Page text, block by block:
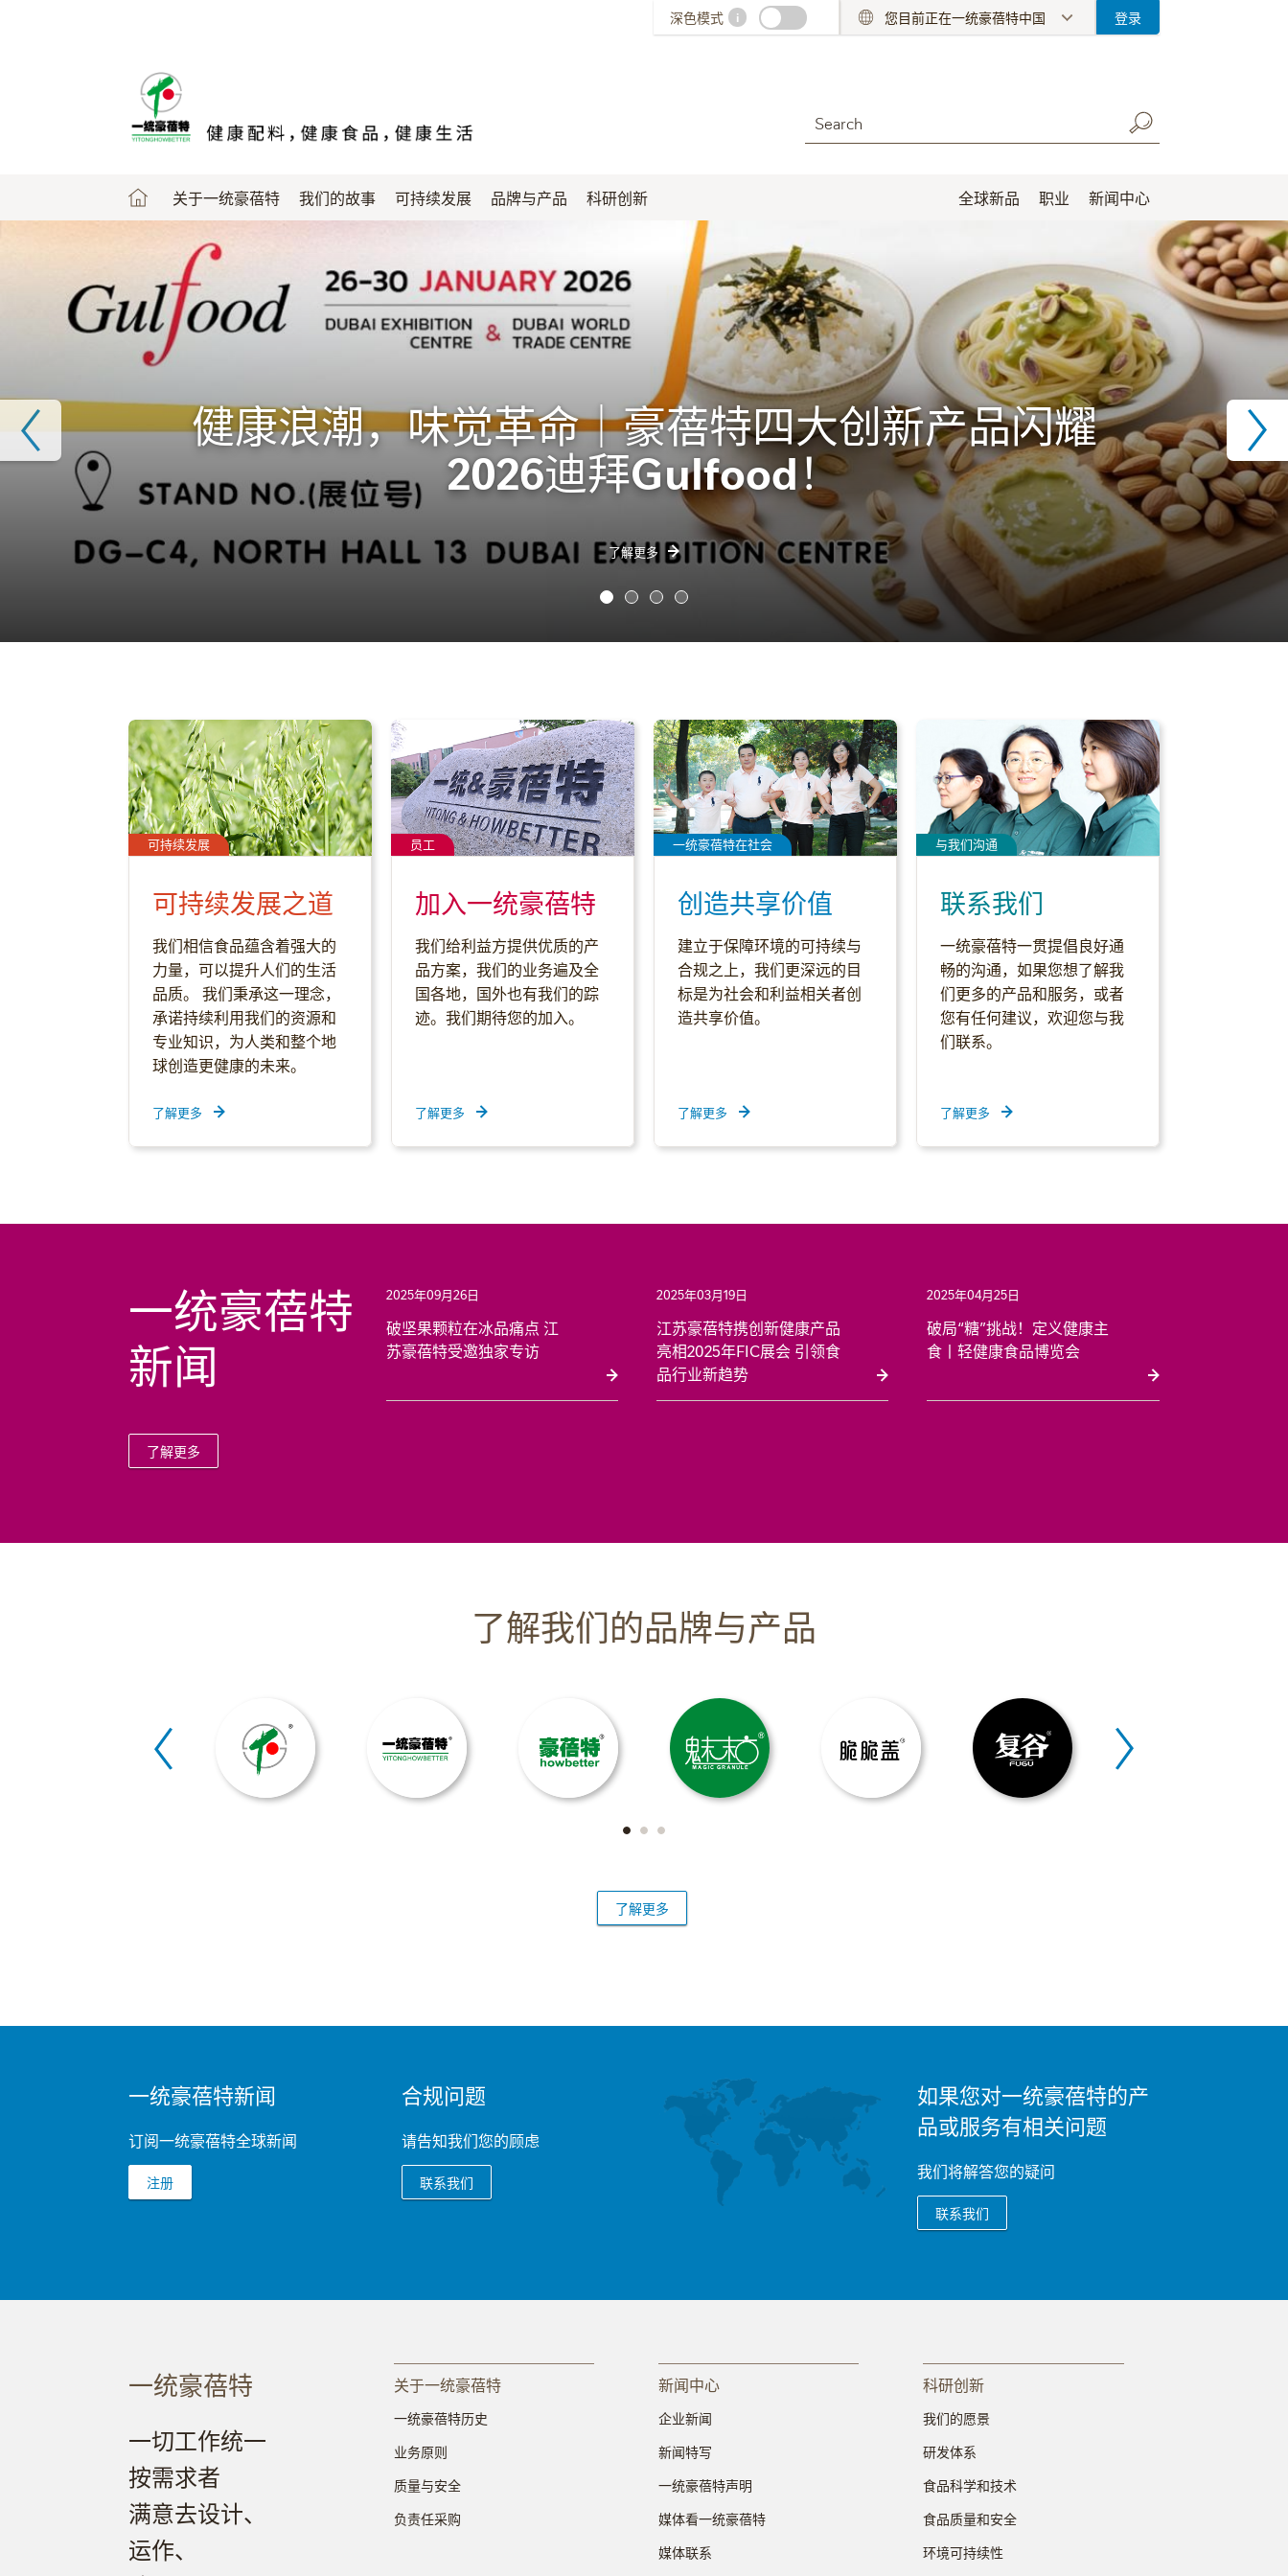
深色模式 i 您目前正在一统豪蓓特中国 登录
关于一统豪蓓特 我们的故事 可持续发展 品牌与产品 科研创新 全球新品 职业 新闻中心
健康浪潮，味觉革命｜豪蓓特四大创新产品闪耀
2026迪拜Gulfood！
了解更多
可持续发展之道
我们相信食品蕴含着强大的
力量，可以提升人们的生活
品质。 我们秉承这一理念，
承诺持续利用我们的资源和
专业知识，为人类和整个地
球创造更健康的未来。
了解更多
可持续发展
加入一统豪蓓特
我们给利益方提供优质的产
品方案，我们的业务遍及全
国各地，国外也有我们的踪
迹。我们期待您的加入。
了解更多
员工
创造共享价值
建立于保障环境的可持续与
合规之上，我们更深远的目
标是为社会和利益相关者创
造共享价值。
了解更多
一统豪蓓特在社会
联系我们
一统豪蓓特一贯提倡良好通
畅的沟通，如果您想了解我
们更多的产品和服务，或者
您有任何建议，欢迎您与我
们联系。
了解更多
与我们沟通
一统豪蓓特
新闻
了解更多
2025年09月26日
破坚果颗粒在冰品痛点 江
苏豪蓓特受邀独家专访
2025年03月19日
江苏豪蓓特携创新健康产品
亮相2025年FIC展会 引领食
品行业新趋势
2025年04月25日
破局“糖”挑战！定义健康主
食丨轻健康食品博览会
了解我们的品牌与产品
了解更多
FOOTER
一统豪蓓特新闻
订阅一统豪蓓特全球新闻
注册
合规问题
请告知我们您的顾虑
联系我们
如果您对一统豪蓓特的产
品或服务有相关问题
我们将解答您的疑问
联系我们
一统豪蓓特
一切工作统一
按需求者
满意去设计、
运作、
关于一统豪蓓特
一统豪蓓特历史
业务原则
质量与安全
负责任采购
新闻中心
企业新闻
新闻特写
一统豪蓓特声明
媒体看一统豪蓓特
媒体联系
科研创新
我们的愿景
研发体系
食品科学和技术
食品质量和安全
环境可持续性